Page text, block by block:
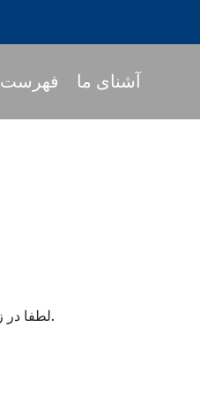
فهرست آشنای ما
لطفا در زیر بررسی کنید تا بدونید کدام نمایشگاه های فلزات کار کردن و نمایشگاه هایی که در سال ۲۰۱۰ می خواهیم در آن شرکت کنیم.